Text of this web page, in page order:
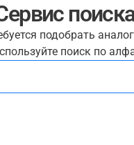
подобрать
поиск по